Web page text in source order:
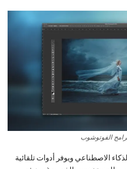
الفوتوشوب
الاصطناعي ويوفر أدوات تلقائية